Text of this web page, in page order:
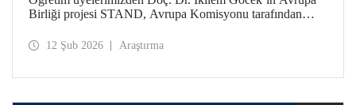
AB’den Destek
Birliği projesi STAND, Avrupa Komisyonu tarafından
kazandı.
12 Şub 2026 Araştırma